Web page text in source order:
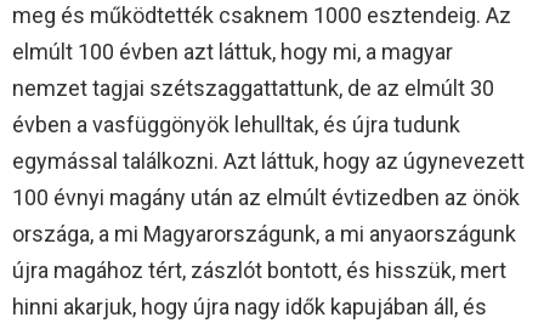
meg és működtették csaknem 1000 esztendeig. Az
elmúlt 100 évben azt láttuk, hogy mi, a magyar
nemzet tagjai szétszaggattattunk, de az elmúlt 30
évben a vasfüggönyök lehulltak, és újra tudunk
egymással találkozni. Azt láttuk, hogy az úgynevezett
100 évnyi magány után az elmúlt évtizedben az önök
országa, a mi Magyarországunk, a mi anyaországunk
újra magához tért, zászlót bontott, és hisszük, mert
hinni akarjuk, hogy újra nagy idők kapujában áll, és